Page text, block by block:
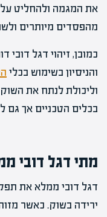
את המגמה ולהחליט על
מהפסדים מיותרים
כמובן, זיהוי דגל
והניסיון בשימוש בכלי
וליכולת לנתח את
בכלים הטכניים אך גם
מתי דגל דובי
דגל דובי ממלא את
ירידה בשוק. כאשר